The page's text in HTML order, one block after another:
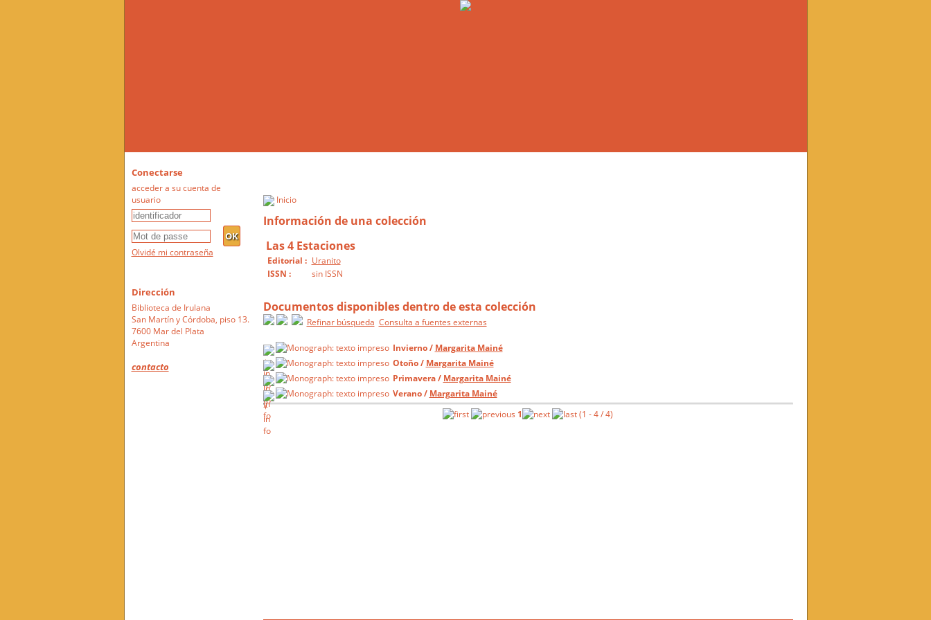
Inicio
Información de una colección
Las 4 Estaciones
Editorial : Uranito
ISSN :
sin ISSN
Documentos disponibles dentro de esta colección
Refinar búsqueda Consulta a fuentes externas
Invierno/ Margarita Mainé
Otoño/ Margarita Mainé
Primavera/ Margarita Mainé
Verano/ Margarita Mainé
1
(1 - 4 / 4)
Conectarse
acceder a su cuenta de
usuario
Olvidé mi contraseña
Dirección
Biblioteca de Irulana
San Martín y Córdoba, piso 13.
7600 Mar del Plata
Argentina
contacto